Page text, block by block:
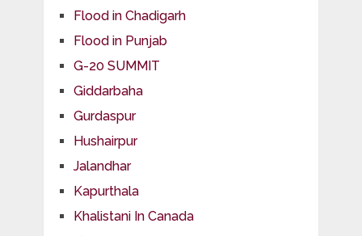
Flood in Chadigarh
Flood in Punjab
G-20 SUMMIT
Giddarbaha
Gurdaspur
Hushairpur
Jalandhar
Kapurthala
Khalistani In Canada